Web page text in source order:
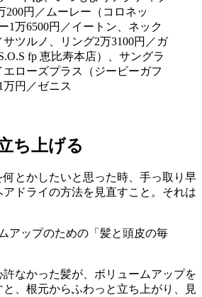
200円／ムーレー（コロネッ
1万6500円／イートン、ネック
サツルノ、リング2万3100円／ガ
fp 恵比寿本店）、サングラ
エローズプラス（ジービーガフ
万円／ゼニス
ち上げる
とかしたいと思った時、手っ取り早
アドライの方法を見直すこと。それは
なかった髪が、ボリュームアップを
、根元からふわっと立ち上がり、見